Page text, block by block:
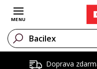
Doprava
Otevřít menu
MENU